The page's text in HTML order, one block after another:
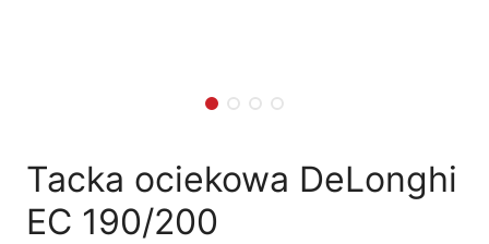
Tacka ociekowa DeLonghi
EC 190/200